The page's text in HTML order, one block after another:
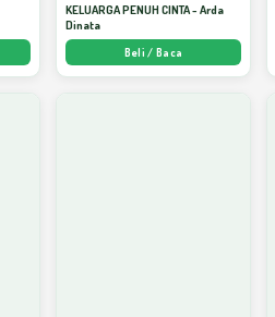
KELUARGA PENUH CINTA - Arda
Dinata
Beli / Baca